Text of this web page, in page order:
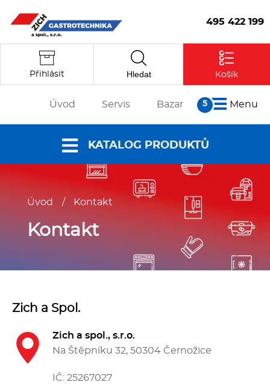
495 422 199
Přihlásit Hledat Košík
Úvod Servis Bazar
Reference
Partneři
Menu
KATALOG PRODUKTŮ
katalogy
Dokumenty ke
stažení
Vstoupit
Gastronádoby
Úvod / Kontakt
Kontakt
Zich a Spol.
Zich a spol., s.r.o.
Na Štěpníku 32, 50304 Černožice
IČ: 25267027